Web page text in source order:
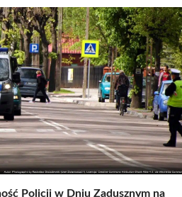
Policji w Dniu Zadusznym na